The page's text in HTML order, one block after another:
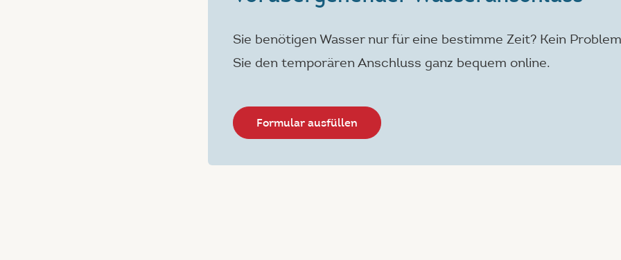
Sie benötigen Wasser nur für eine bestimme Zeit? Kein
Sie den temporären Anschluss ganz bequem online.
Formular ausfüllen